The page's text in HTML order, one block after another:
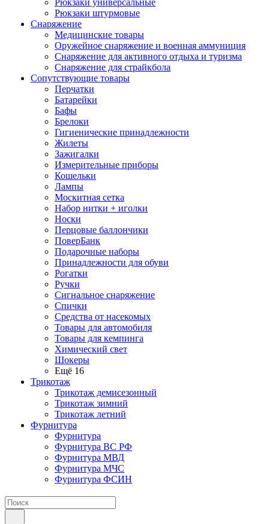
Рюкзаки универсальные
Рюкзаки штурмовые
Снаряжение
Медицинские товары
Оружейное снаряжение и военная аммуниция
Снаряжение для активного отдыха и туризма
Снаряжение для страйкбола
Сопутствующие товары
Перчатки
Батарейки
Бафы
Брелоки
Гигиенические принадлежности
Жилеты
Зажигалки
Измерительные приборы
Кошельки
Лампы
Москитная сетка
Набор нитки + иголки
Носки
Перцовые баллончики
ПоверБанк
Подарочные наборы
Принадлежности для обуви
Рогатки
Ручки
Сигнальное снаряжение
Спички
Средства от насекомых
Товары для автомобиля
Товары для кемпинга
Химический свет
Шокеры
Ещё 16
Трикотаж
Трикотаж демисезонный
Трикотаж зимний
Трикотаж летний
Фурнитура
Фурнитура
Фурнитура ВС РФ
Фурнитура МВД
Фурнитура МЧС
Фурнитура ФСИН